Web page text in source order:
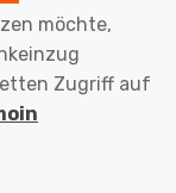
möchte,
Zugriff auf